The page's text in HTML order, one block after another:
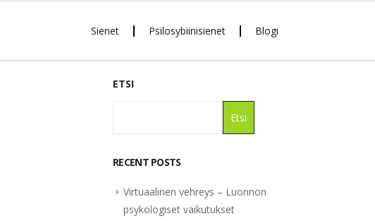
Sienet Psilosybiinisienet Blogi
ETSI
Etsi
RECENT POSTS
Virtuaalinen vehreys – Luonnon
psykologiset vaikutukset